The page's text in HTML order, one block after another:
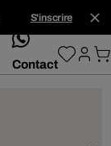
S'inscrire
whatsApp
Contact